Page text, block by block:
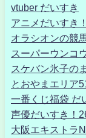
vtuber だいすき
アニメだいすき
オラシオンの競
スーパーウンコ
スケバン氷子の
とおやまエリア51
一番くじ福袋 だ
声優だいすき！
大阪エキストラ